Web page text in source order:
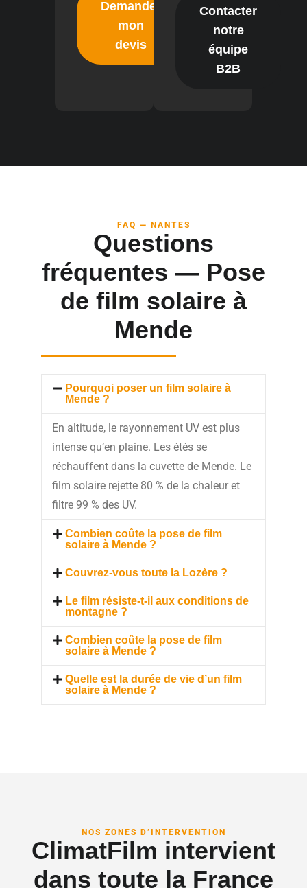
Demander
mon
devis
Contacter
notre
équipe
B2B
FAQ — NANTES
Questions
fréquentes — Pose
de film solaire à
Mende
Pourquoi poser un film solaire à
Mende ?
En altitude, le rayonnement UV est plus
intense qu’en plaine. Les étés se
réchauffent dans la cuvette de Mende. Le
film solaire rejette 80 % de la chaleur et
filtre 99 % des UV.
Combien coûte la pose de film
solaire à Mende ?
Couvrez-vous toute la Lozère ?
Le film résiste-t-il aux conditions de
montagne ?
Combien coûte la pose de film
solaire à Mende ?
Quelle est la durée de vie d’un film
solaire à Mende ?
NOS ZONES D’INTERVENTION
ClimatFilm intervient
dans toute la France